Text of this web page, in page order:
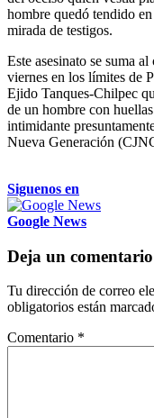
hombre quedó tendido
mirada de testigos.
Este asesinato se suma
viernes en los límites de
Ejido Tanques-Chilpec
de un hombre con
intimidante
Nueva Generación
Siguenos en
Google News
Deja un comentario
Tu dirección de correo
obligatorios están
Comentario *